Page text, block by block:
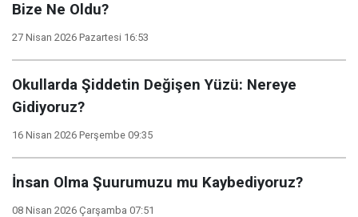
Bize Ne Oldu?
27 Nisan 2026 Pazartesi 16:53
Okullarda Şiddetin Değişen Yüzü: Nereye
Gidiyoruz?
16 Nisan 2026 Perşembe 09:35
İnsan Olma Şuurumuzu mu Kaybediyoruz?
08 Nisan 2026 Çarşamba 07:51